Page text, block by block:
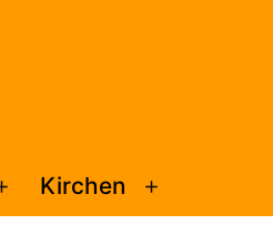
Menü
Kirchen
Menü